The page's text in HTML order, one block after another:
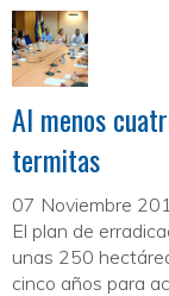
Al menos
termitas
07 Noviembre
El plan de
unas 250
cinco años para